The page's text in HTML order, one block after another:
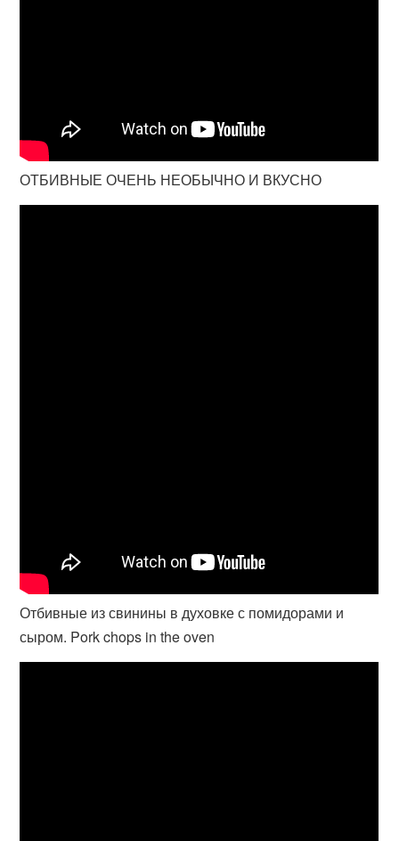
ОТБИВНЫЕ ОЧЕНЬ НЕОБЫЧНО И ВКУСНО
Отбивные из свинины в духовке с помидорами и
сыром. Pork chops in the oven